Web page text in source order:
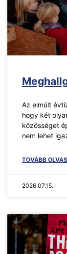
Az elmúlt
hogy két
közösséget
nem lehet
TOVÁBB
2026.07.15.